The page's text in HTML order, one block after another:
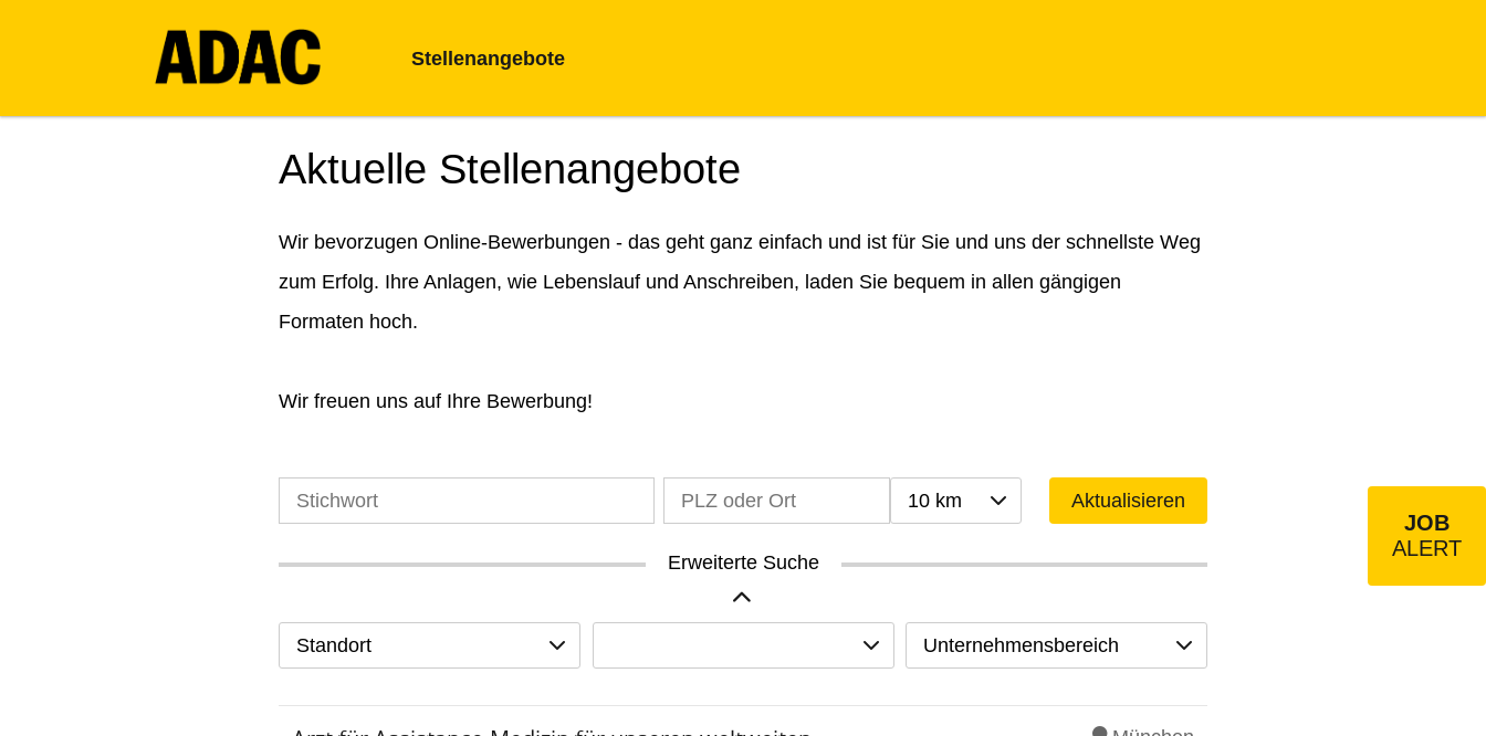
Stellenangebote
Aktuelle Stellenangebote
Wir bevorzugen Online-Bewerbungen - das geht ganz einfach und ist für Sie und uns der schnellste Weg
zum Erfolg. Ihre Anlagen, wie Lebenslauf und Anschreiben, laden Sie bequem in allen gängigen
Formaten hoch.
Wir freuen uns auf Ihre Bewerbung!
10 km Aktualisieren
Erweiterte Suche
Standort Unternehmensbereich
JOB
ALERT